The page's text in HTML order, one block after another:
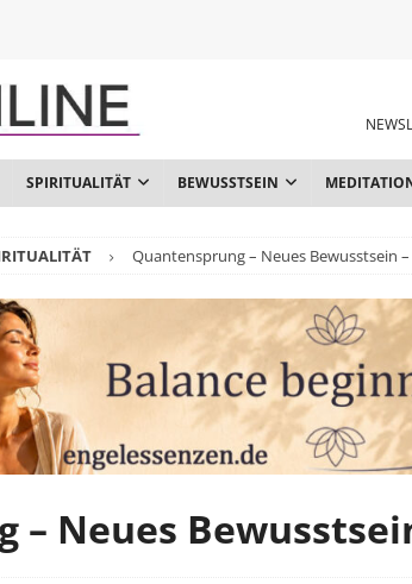
SPIRITUALITÄT BEWUSSTSEIN
Quantensprung – Neues Bewusstsein
– Neues